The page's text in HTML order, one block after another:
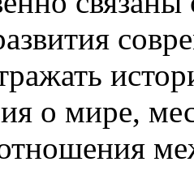
о мире,